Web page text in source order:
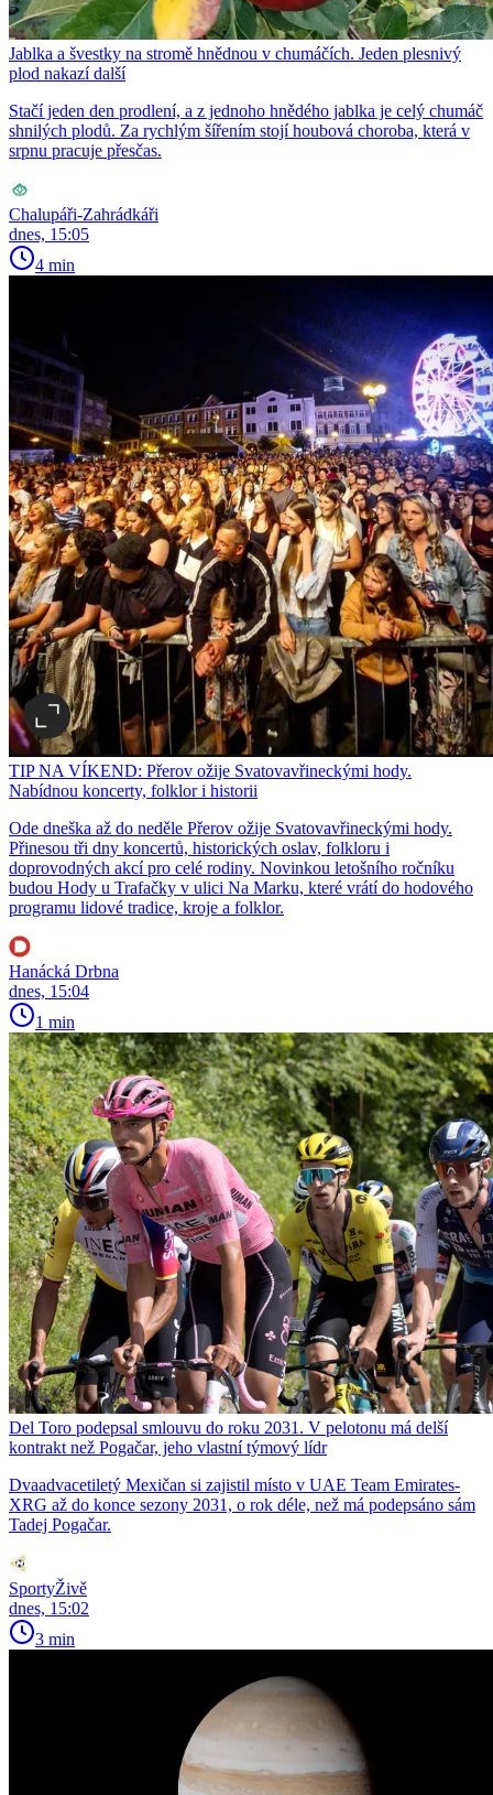
Jablka a švestky na stromě hnědnou v chumáčích. Jeden plesnivý
plod nakazí další
Stačí jeden den prodlení, a z jednoho hnědého jablka je celý chumáč
shnilých plodů. Za rychlým šířením stojí houbová choroba, která v
srpnu pracuje přesčas.
Chalupáři-Zahrádkáři
dnes, 15:05
4 min
TIP NA VÍKEND: Přerov ožije Svatovavřineckými hody.
Nabídnou koncerty, folklor i historii
Ode dneška až do neděle Přerov ožije Svatovavřineckými hody.
Přinesou tři dny koncertů, historických oslav, folkloru i
doprovodných akcí pro celé rodiny. Novinkou letošního ročníku
budou Hody u Trafačky v ulici Na Marku, které vrátí do hodového
programu lidové tradice, kroje a folklor.
Hanácká Drbna
dnes, 15:04
1 min
Del Toro podepsal smlouvu do roku 2031. V pelotonu má delší
kontrakt než Pogačar, jeho vlastní týmový lídr
Dvaadvacetiletý Mexičan si zajistil místo v UAE Team Emirates-
XRG až do konce sezony 2031, o rok déle, než má podepsáno sám
Tadej Pogačar.
SportyŽivě
dnes, 15:02
3 min